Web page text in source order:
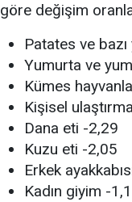
göre değişim
Patates ve
Yumurta ve
Kümes
Kişisel
Dana eti -2,29
Kuzu eti -2,05
Erkek
Kadın giyim -